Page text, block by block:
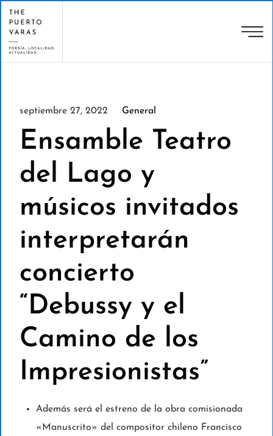
septiembre 27, 2022 General
Ensamble Teatro
del Lago y
músicos invitados
interpretarán
concierto
“Debussy y el
Camino de los
Impresionistas”
Además será el estreno de la obra comisionada
«Manuscrito» del compositor chileno Francisco